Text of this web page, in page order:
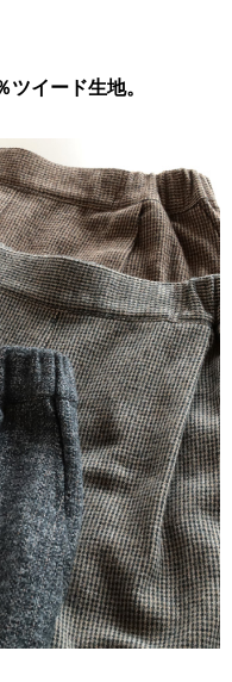
イード生地。